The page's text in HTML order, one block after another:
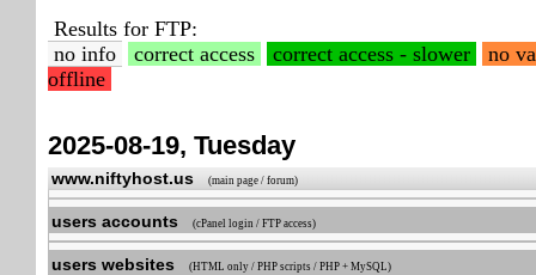
Results for FTP:
no info
correct access correct access - slower
no
offline
2025-08-19, Tuesday
www.niftyhost.us (main page / forum)
users accounts (cPanel login / FTP access)
users websites (HTML only / PHP scripts / PHP + MySQL)